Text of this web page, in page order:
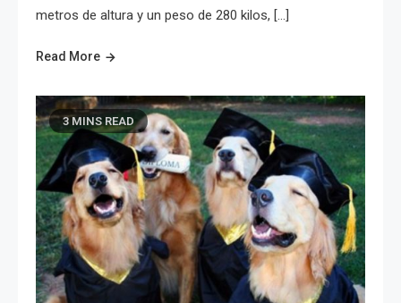
metros de altura y un peso de 280 kilos, […]
Read More
3 MINS READ